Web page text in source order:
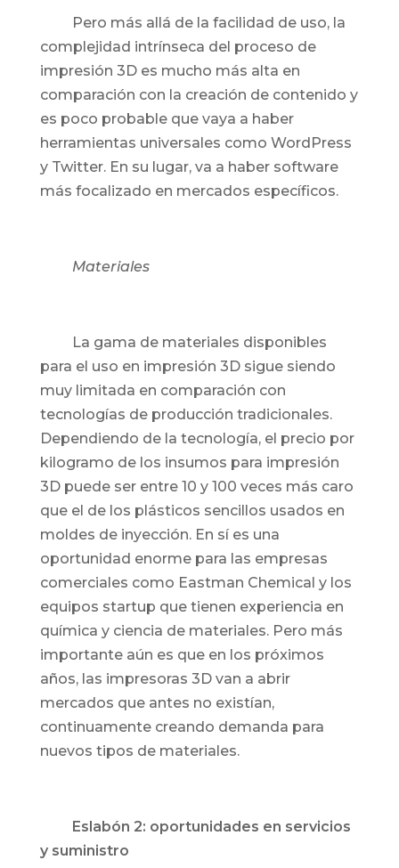
Pero más allá de la facilidad de uso, la
complejidad intrínseca del proceso de
impresión 3D es mucho más alta en
comparación con la creación de contenido y
es poco probable que vaya a haber
herramientas universales como WordPress
y Twitter. En su lugar, va a haber software
más focalizado en mercados específicos.
Materiales
La gama de materiales disponibles
para el uso en impresión 3D sigue siendo
muy limitada en comparación con
tecnologías de producción tradicionales.
Dependiendo de la tecnología, el precio por
kilogramo de los insumos para impresión
3D puede ser entre 10 y 100 veces más caro
que el de los plásticos sencillos usados en
moldes de inyección. En sí es una
oportunidad enorme para las empresas
comerciales como Eastman Chemical y los
equipos startup que tienen experiencia en
química y ciencia de materiales. Pero más
importante aún es que en los próximos
años, las impresoras 3D van a abrir
mercados que antes no existían,
continuamente creando demanda para
nuevos tipos de materiales.
Eslabón 2: oportunidades en servicios
y suministro